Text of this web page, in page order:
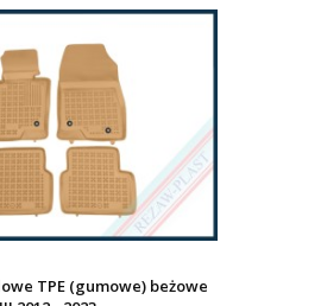
TPE (gumowe) beżowe